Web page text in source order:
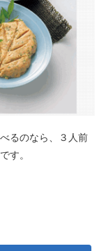
るのなら、３人前
す。